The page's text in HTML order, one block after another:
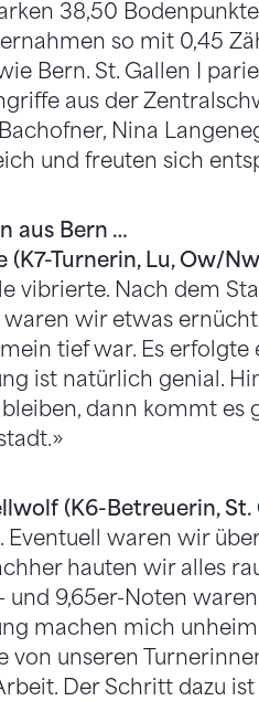
38,50
so mit 0,45
Bern. St. Gallen I
aus der
Nina
und freuten sich
aus Bern …
(K7-Turnerin, Lu, Ow/
vibrierte. Nach dem
wir etwas
tief war. Es
ist natürlich genial.
bleiben, dann kommt
(K6-Betreuerin, St.
Eventuell waren wir
hauten wir alles
und 9,65er-Noten
machen mich
von unseren
Der Schritt dazu